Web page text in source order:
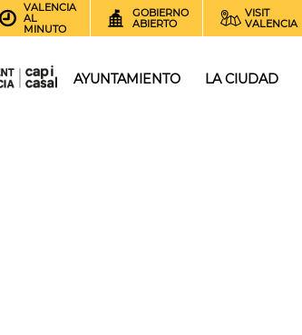
VALENCIA
AL
MINUTO
GOBIERNO
ABIERTO
VISIT
VALENCIA
AYUNTAMIENTO LA CIUDAD